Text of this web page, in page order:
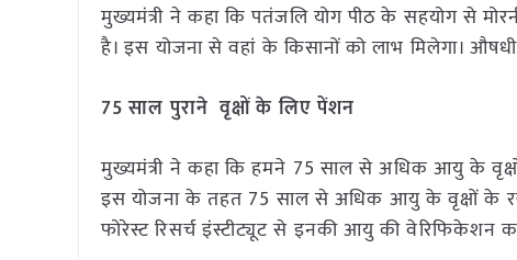
मुख्यमंत्री ने कहा कि पतंजलि योग पीठ के सहयोग से
है। इस योजना से वहां के किसानों को लाभ मिलेगा।
75 साल पुराने वृक्षों के लिए पेंशन
मुख्यमंत्री ने कहा कि हमने 75 साल से अधिक आयु के
इस योजना के तहत 75 साल से अधिक आयु के वृक्षों के
फोरेस्ट रिसर्च इंस्टीट्यूट से इनकी आयु की वेरिफिकेशन